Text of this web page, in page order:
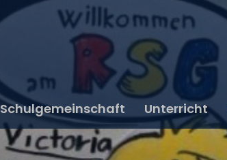
Schulgemeinschaft Unterricht